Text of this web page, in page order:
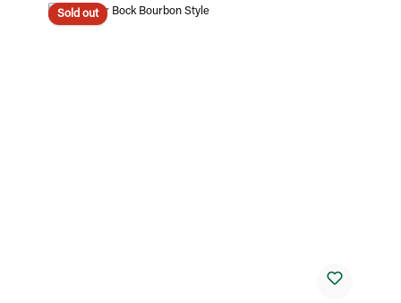
Sold out